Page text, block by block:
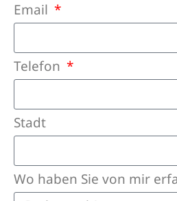
Email
Telefon
Stadt
Wo haben Sie von mir